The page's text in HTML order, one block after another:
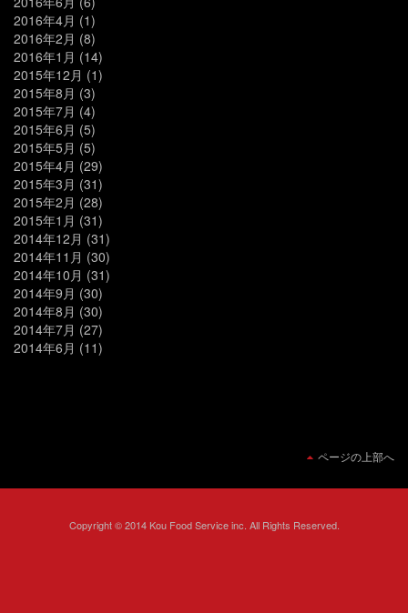
2016年4月 (1)
2016年2月 (8)
2016年1月 (14)
2015年12月 (1)
2015年8月 (3)
2015年7月 (4)
2015年6月 (5)
2015年5月 (5)
2015年4月 (29)
2015年3月 (31)
2015年2月 (28)
2015年1月 (31)
2014年12月 (31)
2014年11月 (30)
2014年10月 (31)
2014年9月 (30)
2014年8月 (30)
2014年7月 (27)
2014年6月 (11)
ページの上部へ
Copyright © 2014 Kou Food Service inc. All Rights Reserved.